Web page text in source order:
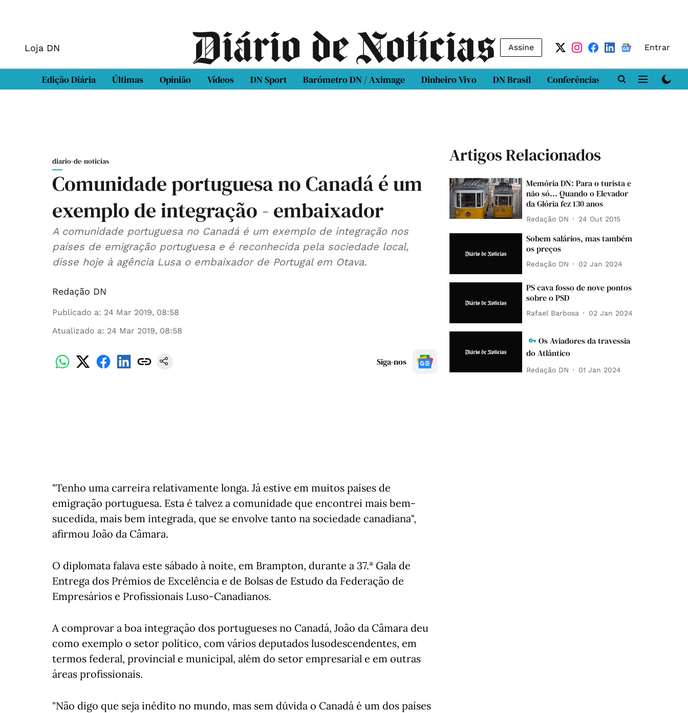
Loja DN Assine Entrar
Edição Diária Últimas Opinião Vídeos DN Sport Barómetro DN / Aximage Dinheiro Vivo DN Brasil Conferências DN LAB
diario-de-noticias
Comunidade portuguesa no Canadá é um
exemplo de integração - embaixador
A comunidade portuguesa no Canadá é um exemplo de integração nos
países de emigração portuguesa e é reconhecida pela sociedade local,
disse hoje à agência Lusa o embaixador de Portugal em Otava.
Redação DN
Publicado a: 24 Mar 2019, 08:58
Atualizado a: 24 Mar 2019, 08:58
Siga-nos
"Tenho uma carreira relativamente longa. Já estive em muitos países de
emigração portuguesa. Esta é talvez a comunidade que encontrei mais bem-
sucedida, mais bem integrada, que se envolve tanto na sociedade canadiana",
afirmou João da Câmara.
O diplomata falava este sábado à noite, em Brampton, durante a 37.ª Gala de
Entrega dos Prémios de Excelência e de Bolsas de Estudo da Federação de
Empresários e Profissionais Luso-Canadianos.
A comprovar a boa integração dos portugueses no Canadá, João da Câmara deu
como exemplo o setor político, com vários deputados lusodescendentes, em
termos federal, provincial e municipal, além do setor empresarial e em outras
áreas profissionais.
"Não digo que seja inédito no mundo, mas sem dúvida o Canadá é um dos países
Artigos Relacionados
Memória DN: Para o turista e
não só... Quando o Elevador
da Glória fez 130 anos
Redação DN 24 Out 2015
Sobem salários, mas também
os preços
Redação DN 02 Jan 2024
PS cava fosso de nove pontos
sobre o PSD
Rafael Barbosa 02 Jan 2024
Os Aviadores da travessia
do Atlântico
Redação DN 01 Jan 2024